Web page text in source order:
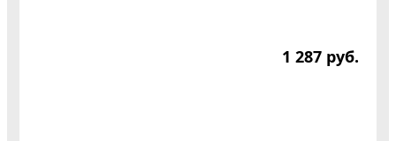
1 287 руб.